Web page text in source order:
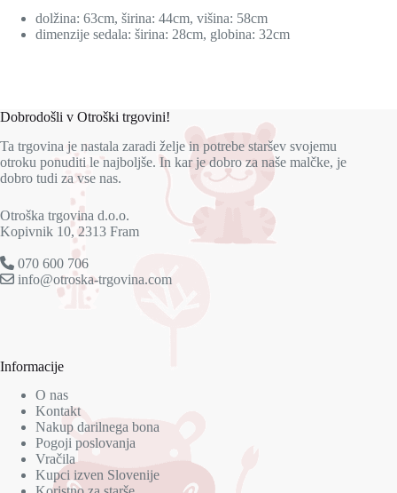
dolžina: 63cm, širina: 44cm, višina: 58cm
dimenzije sedala: širina: 28cm, globina: 32cm
Dobrodošli v Otroški trgovini!
Ta trgovina je nastala zaradi želje in potrebe staršev svojemu
otroku ponuditi le najboljše. In kar je dobro za naše malčke, je
dobro tudi za vse nas.
Otroška trgovina d.o.o.
Kopivnik 10, 2313 Fram
070 600 706
info@otroska-trgovina.com
Informacije
O nas
Kontakt
Nakup darilnega bona
Pogoji poslovanja
Vračila
Kupci izven Slovenije